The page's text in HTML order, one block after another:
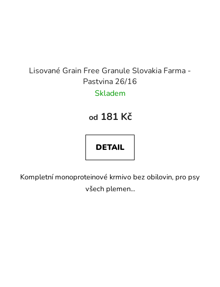
Lisované Grain Free Granule Slovakia Farma -
Pastvina 26/16
Skladem
od 181 Kč
DETAIL
Kompletní monoproteinové krmivo bez obilovin, pro psy
všech plemen...